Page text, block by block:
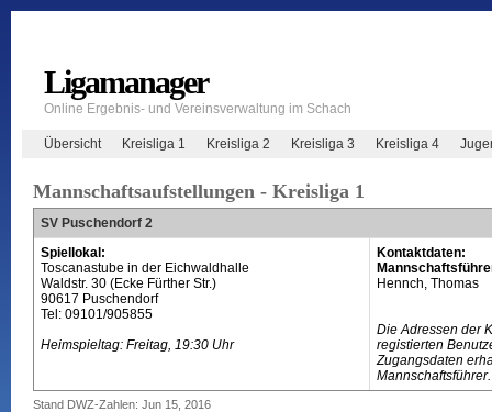
Ligamanager
Online Ergebnis- und Vereinsverwaltung im Schach
Übersicht Kreisliga 1 Kreisliga 2 Kreisliga 3 Kreisliga 4
Mannschaftsaufstellungen - Kreisliga 1
SV Puschendorf 2
Spiellokal:
Toscanastube in der Eichwaldhalle
Waldstr. 30 (Ecke Fürther Str.)
90617 Puschendorf
Tel: 09101/905855
Heimspieltag: Freitag, 19:30 Uhr
Kontaktdaten:
Hennch, Thomas
Die Adressen der
registierten
Zugangsdaten
Mannschaftsführer.
Stand DWZ-Zahlen: Jun 15, 2016